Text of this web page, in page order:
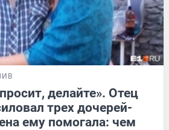
делайте». Отец
трех дочерей-
ему помогала: чем